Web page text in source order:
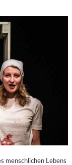
menschlichen Lebens